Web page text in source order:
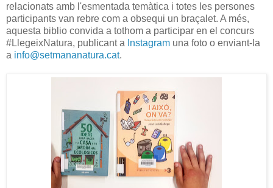
relacionats amb l'esmentada temàtica i totes les persones
participants van rebre com a obsequi un braçalet. A més,
aquesta biblio convida a tothom a participar en el concurs
#LlegeixNatura, publicant a Instagram una foto o enviant-la
a info@setmananatura.cat.